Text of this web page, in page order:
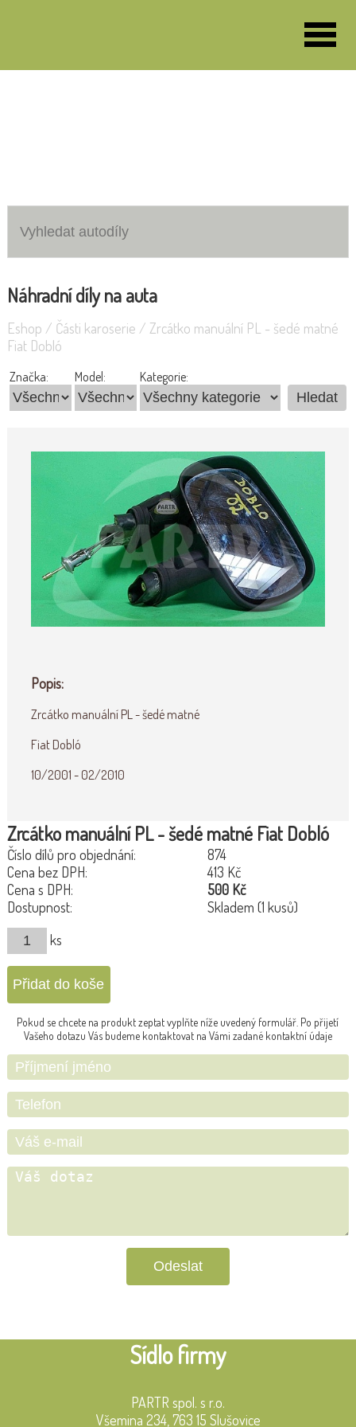
Náhradní díly na auta
Eshop / Části karoserie / Zrcátko manuální PL - šedé matné
Fiat Dobló
Značka: Model: Kategorie:
Popis:
Zrcátko manuální PL - šedé matné
Fiat Dobló
10/2001 - 02/2010
Zrcátko manuální PL - šedé matné Fiat Dobló
Číslo dílů pro objednání:
874
Cena bez DPH:
413 Kč
Cena s DPH:
500 Kč
Dostupnost:
Skladem (1 kusů)
ks
Pokud se chcete na produkt zeptat vyplňte níže uvedený formulář. Po přijetí
Vašeho dotazu Vás budeme kontaktovat na Vámi zadané kontaktní údaje
Sídlo firmy
PARTR spol. s r.o.
Všemina 234, 763 15 Slušovice